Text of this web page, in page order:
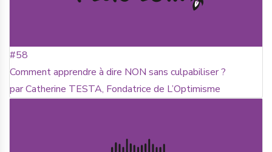
#58
Comment apprendre à dire NON sans culpabiliser ?
par Catherine TESTA, Fondatrice de L’Optimisme